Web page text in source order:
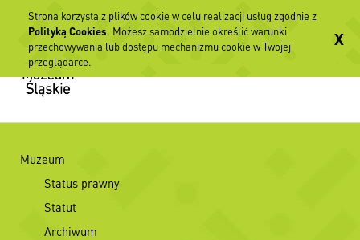
Muzeum
Status prawny
Statut
Archiwum
Strona korzysta z plików cookie w celu realizacji usług zgodnie z
Polityką Cookies. Możesz samodzielnie określić warunki
przechowywania lub dostępu mechanizmu cookie w Twojej
przeglądarce.
X